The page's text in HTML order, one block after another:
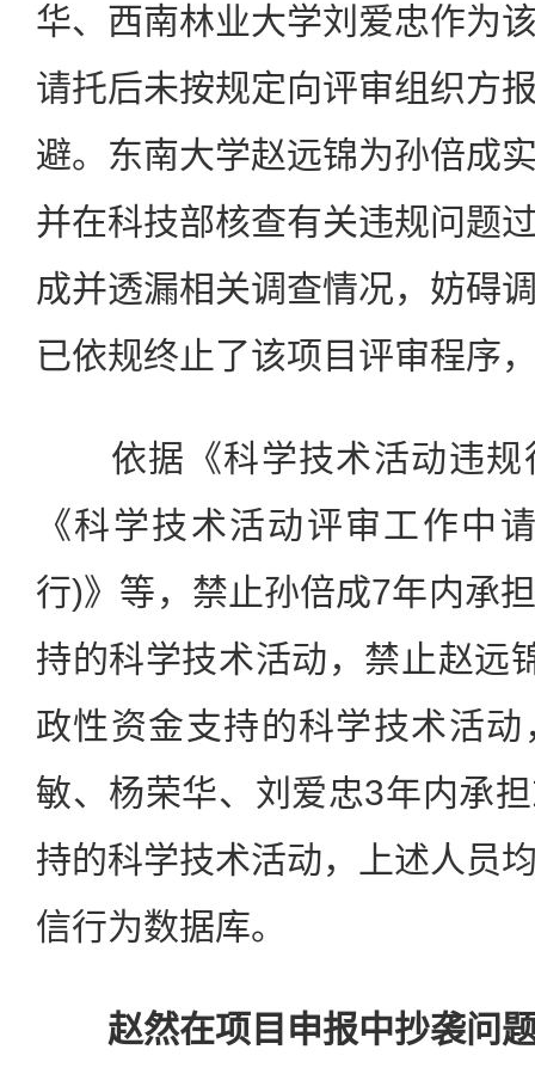
华、西南林业大学刘爱忠作为
请托后未按规定向评审组织方
避。东南大学赵远锦为孙倍成
并在科技部核查有关违规问题
成并透漏相关调查情况，妨碍
已依规终止了该项目评审程序
依据《科学技术活动违规
《科学技术活动评审工作中
行)》等，禁止孙倍成7年内承
持的科学技术活动，禁止赵远
政性资金支持的科学技术活
敏、杨荣华、刘爱忠3年内承
持的科学技术活动，上述人员
信行为数据库。
赵然在项目申报中抄袭问